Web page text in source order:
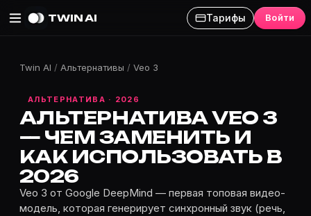
TWIN AI Тарифы Войти
Twin AI / Альтернативы / Veo 3
АЛЬТЕРНАТИВА · 2026
АЛЬТЕРНАТИВА VEO 3
— ЧЕМ ЗАМЕНИТЬ И
КАК ИСПОЛЬЗОВАТЬ В
2026
Veo 3 от Google DeepMind — первая топовая видео-
модель, которая генерирует синхронный звук (речь,